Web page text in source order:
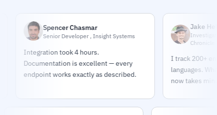
Spencer Chasmar
Senior Developer , Insight Systems
Integration took 4 hours.
Documentation is excellent — every
endpoint works exactly as described.
Jake Helmold
Investigative
Chronicle
I track 200+ entities
languages. What
now takes minutes.